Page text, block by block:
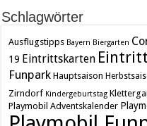
Schlagwörter
Ausflugstipps Bayern Biergarten
19 Eintrittskarten
Funpark Hauptsaison
Zirndorf Kindergeburtstag
Playmobil Adventskalender